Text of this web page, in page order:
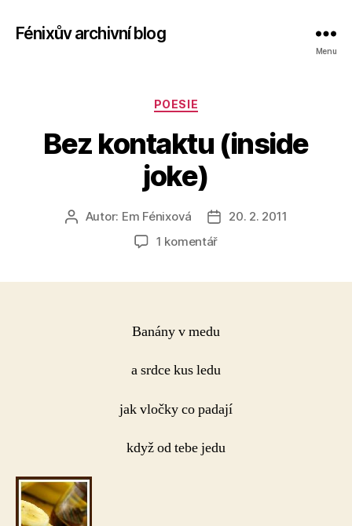
Fénixův archivní blog
Menu
Rubriky
POESIE
Bez kontaktu (inside
joke)
AutorAutor: Em Fénixová
Datum
příspěvku
20. 2. 2011
1 komentářu
kontaktu
Banány v medu
a srdce kus ledu
jak vločky co padají
když od tebe jedu